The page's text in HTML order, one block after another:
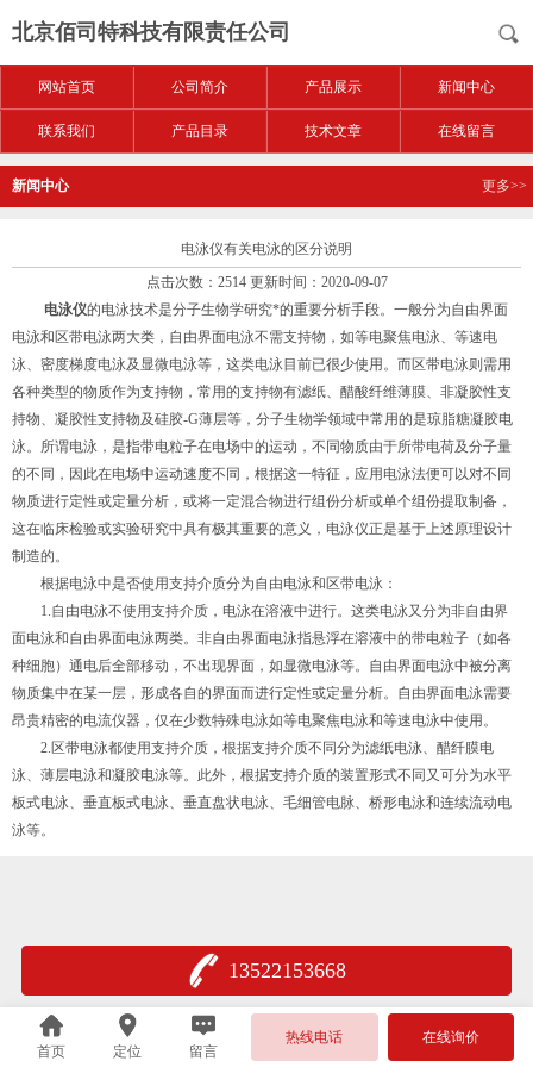
北京佰司特科技有限责任公司
网站首页 公司简介 产品展示 新闻中心
联系我们 产品目录 技术文章 在线留言
新闻中心 更多>>
电泳仪有关电泳的区分说明
点击次数：2514 更新时间：2020-09-07
电泳仪的电泳技术是分子生物学研究*的重要分析手段。一般分为自由界面
电泳和区带电泳两大类，自由界面电泳不需支持物，如等电聚焦电泳、等速电
泳、密度梯度电泳及显微电泳等，这类电泳目前已很少使用。而区带电泳则需用
各种类型的物质作为支持物，常用的支持物有滤纸、醋酸纤维薄膜、非凝胶性支
持物、凝胶性支持物及硅胶-G薄层等，分子生物学领域中常用的是琼脂糖凝胶电
泳。所谓电泳，是指带电粒子在电场中的运动，不同物质由于所带电荷及分子量
的不同，因此在电场中运动速度不同，根据这一特征，应用电泳法便可以对不同
物质进行定性或定量分析，或将一定混合物进行组份分析或单个组份提取制备，
这在临床检验或实验研究中具有极其重要的意义，电泳仪正是基于上述原理设计
制造的。
根据电泳中是否使用支持介质分为自由电泳和区带电泳：
1.自由电泳不使用支持介质，电泳在溶液中进行。这类电泳又分为非自由界
面电泳和自由界面电泳两类。非自由界面电泳指悬浮在溶液中的带电粒子（如各
种细胞）通电后全部移动，不出现界面，如显微电泳等。自由界面电泳中被分离
物质集中在某一层，形成各自的界面而进行定性或定量分析。自由界面电泳需要
昂贵精密的电流仪器，仅在少数特殊电泳如等电聚焦电泳和等速电泳中使用。
2.区带电泳都使用支持介质，根据支持介质不同分为滤纸电泳、醋纤膜电
泳、薄层电泳和凝胶电泳等。此外，根据支持介质的装置形式不同又可分为水平
板式电泳、垂直板式电泳、垂直盘状电泳、毛细管电脉、桥形电泳和连续流动电
泳等。
13522153668
首页 定位 留言
热线电话 在线询价